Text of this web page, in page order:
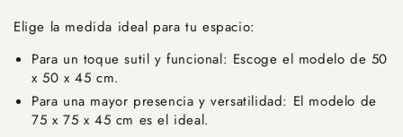
Elige la medida ideal para tu espacio:
Para un toque sutil y funcional: Escoge el modelo de 50
x 50 x 45 cm.
Para una mayor presencia y versatilidad: El modelo de
75 x 75 x 45 cm es el ideal.